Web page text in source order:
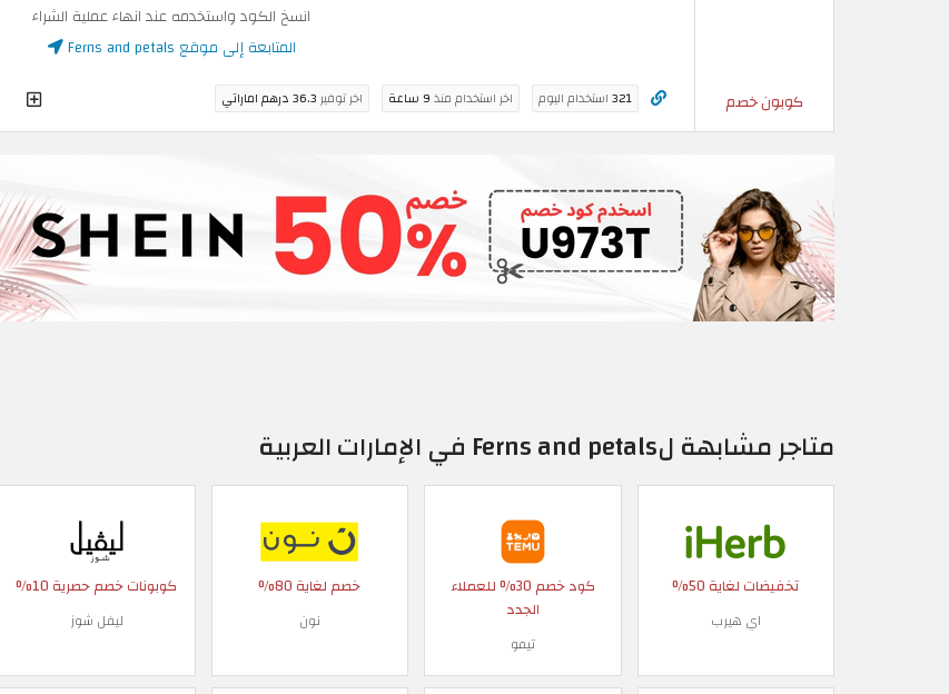
كوبون خصم
انسخ الكود واستخدمه عند انهاء عملية الشراء
المتابعة إلى موقع Ferns and petals
321استخدام اليوم اخر استخدام منذ9 ساعة اخر توفير36.3 درهم اماراتي
متاجر مشابهة لFerns and petals في الإمارات العربية
تخفيضات لغاية 50%
اي هيرب
كود خصم 30% للعملاء
الجدد
تيمو
خصم لغاية 80%
نون
كوبونات خصم حصرية 10%
ليفل شوز